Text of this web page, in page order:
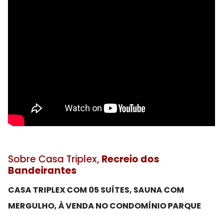
Sobre Casa Triplex, Recreio dos
Bandeirantes
CASA TRIPLEX COM 05 SUÍTES, SAUNA COM
MERGULHO, À VENDA NO CONDOMÍNIO PARQUE